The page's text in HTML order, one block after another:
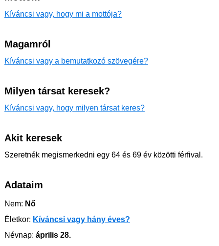
Kíváncsi vagy, hogy mi a mottója?
Magamról
Kíváncsi vagy a bemutatkozó szövegére?
Milyen társat keresek?
Kíváncsi vagy, hogy milyen társat keres?
Akit keresek
Szeretnék megismerkedni egy 64 és 69 év közötti férfival.
Adataim
Nem: Nő
Életkor: Kíváncsi vagy hány éves?
Névnap: április 28.